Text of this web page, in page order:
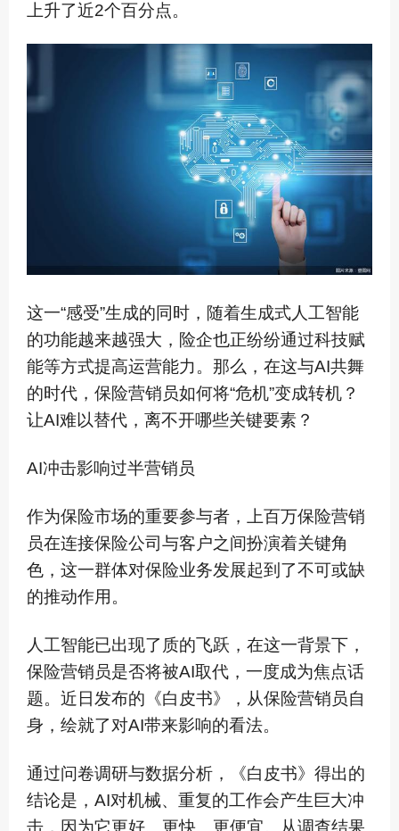
上升了近2个百分点。
这一“感受”生成的同时，随着生成式人工智能
的功能越来越强大，险企也正纷纷通过科技赋
能等方式提高运营能力。那么，在这与AI共舞
的时代，保险营销员如何将“危机”变成转机？
让AI难以替代，离不开哪些关键要素？
AI冲击影响过半营销员
作为保险市场的重要参与者，上百万保险营销
员在连接保险公司与客户之间扮演着关键角
色，这一群体对保险业务发展起到了不可或缺
的推动作用。
人工智能已出现了质的飞跃，在这一背景下，
保险营销员是否将被AI取代，一度成为焦点话
题。近日发布的《白皮书》，从保险营销员自
身，绘就了对AI带来影响的看法。
通过问卷调研与数据分析，《白皮书》得出的
结论是，AI对机械、重复的工作会产生巨大冲
击，因为它更好、更快、更便宜。从调查结果